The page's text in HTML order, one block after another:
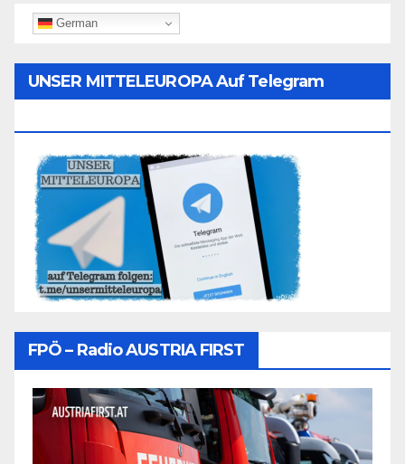
German
UNSER MITTELEUROPA Auf Telegram
FPÖ – Radio AUSTRIA FIRST